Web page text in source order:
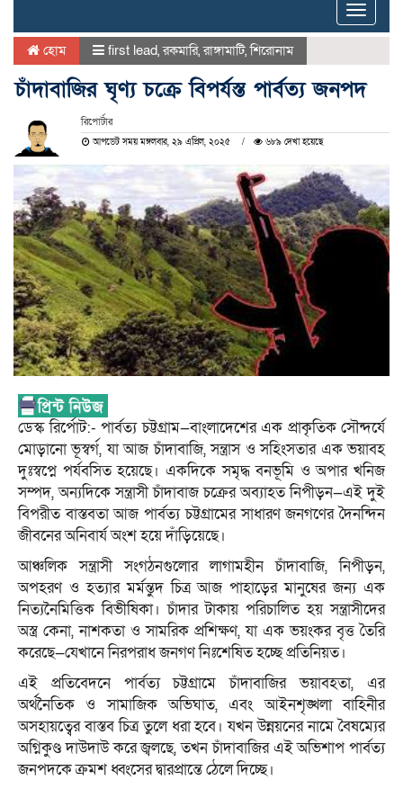
Toggle
হোম first lead,রকমারি,রাঙ্গামাটি,শিরোনাম
চাঁদাবাজির ঘৃণ্য চক্রে বিপর্যস্ত পার্বত্য জনপদ
রিপোর্টার
আপডেট সময় মঙ্গলবার, ২৯ এপ্রিল, ২০২৫ ৬৮৯ দেখা হয়েছে
ডেস্ক রির্পোট:- পার্বত্য চট্টগ্রাম—বাংলাদেশের এক প্রাকৃতিক সৌন্দর্যে
মোড়ানো ভূস্বর্গ, যা আজ চাঁদাবাজি, সন্ত্রাস ও সহিংসতার এক ভয়াবহ
দুঃস্বপ্নে পর্যবসিত হয়েছে। একদিকে সমৃদ্ধ বনভূমি ও অপার খনিজ
সম্পদ, অন্যদিকে সন্ত্রাসী চাঁদাবাজ চক্রের অব্যাহত নিপীড়ন—এই দুই
বিপরীত বাস্তবতা আজ পার্বত্য চট্টগ্রামের সাধারণ জনগণের দৈনন্দিন
জীবনের অনিবার্য অংশ হয়ে দাঁড়িয়েছে।
আঞ্চলিক সন্ত্রাসী সংগঠনগুলোর লাগামহীন চাঁদাবাজি, নিপীড়ন,
অপহরণ ও হত্যার মর্মন্তুদ চিত্র আজ পাহাড়ের মানুষের জন্য এক
নিত্যনৈমিত্তিক বিভীষিকা। চাঁদার টাকায় পরিচালিত হয় সন্ত্রাসীদের
অস্ত্র কেনা, নাশকতা ও সামরিক প্রশিক্ষণ, যা এক ভয়ংকর বৃত্ত তৈরি
করেছে—যেখানে নিরপরাধ জনগণ নিঃশেষিত হচ্ছে প্রতিনিয়ত।
এই প্রতিবেদনে পার্বত্য চট্টগ্রামে চাঁদাবাজির ভয়াবহতা, এর
অর্থনৈতিক ও সামাজিক অভিঘাত, এবং আইনশৃঙ্খলা বাহিনীর
অসহায়ত্বের বাস্তব চিত্র তুলে ধরা হবে। যখন উন্নয়নের নামে বৈষম্যের
অগ্নিকুণ্ড দাউদাউ করে জ্বলছে, তখন চাঁদাবাজির এই অভিশাপ পার্বত্য
জনপদকে ক্রমশ ধ্বংসের দ্বারপ্রান্তে ঠেলে দিচ্ছে।